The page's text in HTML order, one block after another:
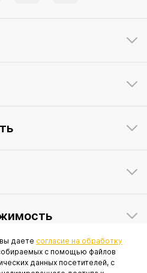
информационный
даете согласие на обработку
с помощью файлов
данных посетителей, с